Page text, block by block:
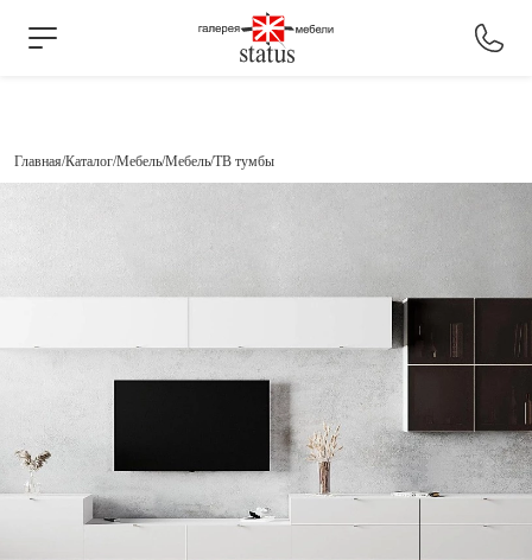
Главная Каталог Мебель Мебель ТВ тумбы